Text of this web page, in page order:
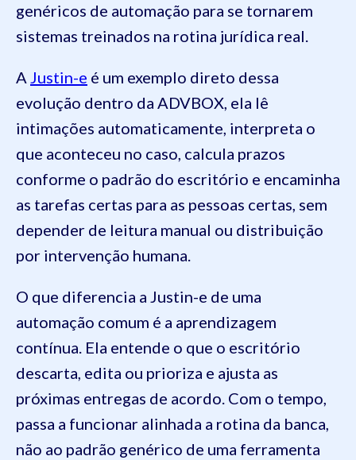
genéricos de automação para se tornarem
sistemas treinados na rotina jurídica real.
A Justin-e é um exemplo direto dessa
evolução dentro da ADVBOX, ela lê
intimações automaticamente, interpreta o
que aconteceu no caso, calcula prazos
conforme o padrão do escritório e encaminha
as tarefas certas para as pessoas certas, sem
depender de leitura manual ou distribuição
por intervenção humana.
O que diferencia a Justin-e de uma
automação comum é a aprendizagem
contínua. Ela entende o que o escritório
descarta, edita ou prioriza e ajusta as
próximas entregas de acordo. Com o tempo,
passa a funcionar alinhada a rotina da banca,
não ao padrão genérico de uma ferramenta